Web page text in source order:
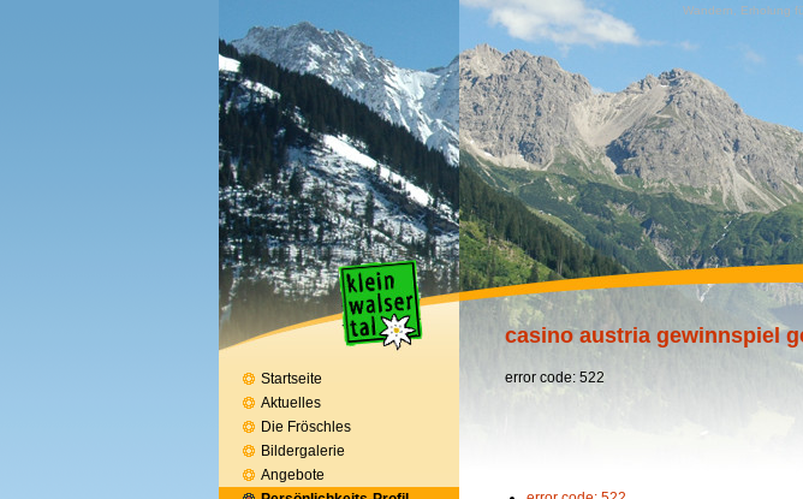
Wandern, Erholung
casino austria gewinnspiel
error code: 522
Startseite
Aktuelles
Die Fröschles
Bildergalerie
Angebote